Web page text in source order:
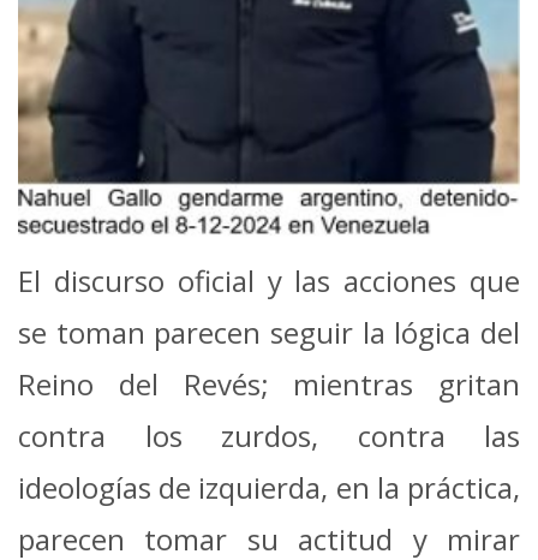
El discurso oficial y las acciones que
se toman parecen seguir la lógica del
Reino del Revés; mientras gritan
contra los zurdos, contra las
ideologías de izquierda, en la práctica,
parecen tomar su actitud y mirar